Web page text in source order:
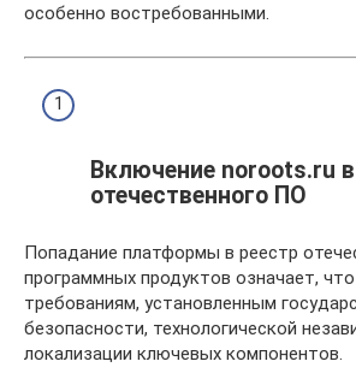
особенно востребованными.
Включение noroots.ru в
отечественного ПО
Попадание платформы в реестр
программных продуктов означает,
требованиям, установленным
безопасности, технологической
локализации ключевых компонентов.